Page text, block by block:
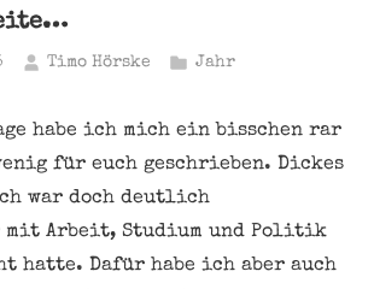
Timo Hörske Jahr
habe ich mich ein bisschen rar
für euch geschrieben. Dickes
war doch deutlich
mit Arbeit, Studium und Politik
hatte. Dafür habe ich aber auch